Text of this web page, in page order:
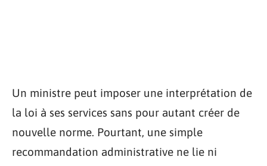
Un ministre peut imposer une interprétation de
la loi à ses services sans pour autant créer de
nouvelle norme. Pourtant, une simple
recommandation administrative ne lie ni